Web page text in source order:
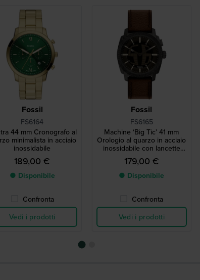
Fossil
FS6164
44 mm Cronografo al
minimalista in acciaio
inossidabile
189,00 €
● Disponibile
Confronta
Vedi i prodotti
Fossil
FS6165
Machine ‘Big Ticʼ 41 mm
Orologio al quarzo in acciaio
inossidabile con lancette
analogiche e secondi digitali
179,00 €
● Disponibile
Confronta
Vedi i prodotti